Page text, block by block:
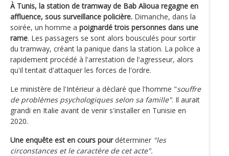
À Tunis, la station de tramway de Bab Alioua regagne en
affluence, sous surveillance policière. Dimanche, dans la
soirée, un homme a poignardé trois personnes dans une
rame. Les passagers se sont alors bousculés pour sortir
du tramway, créant la panique dans la station. La police a
rapidement procédé à l'arrestation de l'agresseur, alors
qu'il tentait d'attaquer les forces de l'ordre.
Le ministère de l'Intérieur a déclaré que l'homme "souffre
de problèmes psychologiques selon sa famille". Il aurait
grandi en Italie avant de venir s'installer en Tunisie en
2020.
Une enquête est en cours pourdéterminer "les
circonstances et le caractère de cet acte".